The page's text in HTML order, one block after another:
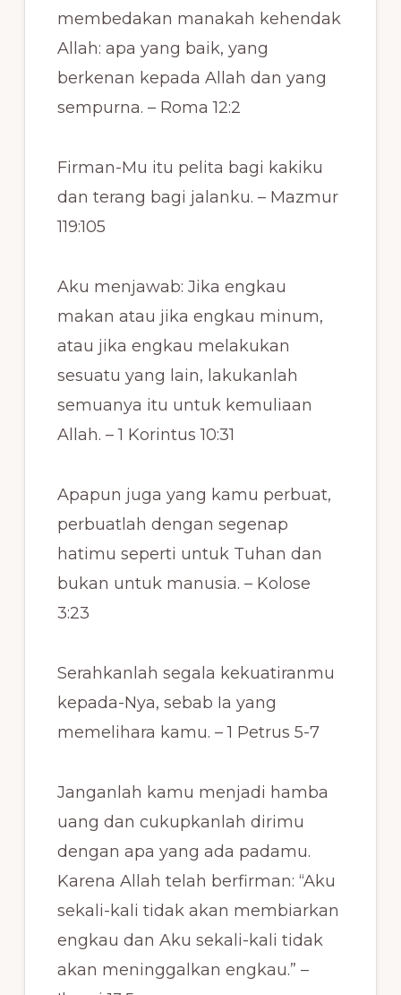
membedakan manakah kehendak
Allah: apa yang baik, yang
berkenan kepada Allah dan yang
sempurna. – Roma 12:2
Firman-Mu itu pelita bagi kakiku
dan terang bagi jalanku. – Mazmur
119:105
Aku menjawab: Jika engkau
makan atau jika engkau minum,
atau jika engkau melakukan
sesuatu yang lain, lakukanlah
semuanya itu untuk kemuliaan
Allah. – 1 Korintus 10:31
Apapun juga yang kamu perbuat,
perbuatlah dengan segenap
hatimu seperti untuk Tuhan dan
bukan untuk manusia. – Kolose
3:23
Serahkanlah segala kekuatiranmu
kepada-Nya, sebab Ia yang
memelihara kamu. – 1 Petrus 5-7
Janganlah kamu menjadi hamba
uang dan cukupkanlah dirimu
dengan apa yang ada padamu.
Karena Allah telah berfirman: “Aku
sekali-kali tidak akan membiarkan
engkau dan Aku sekali-kali tidak
akan meninggalkan engkau.” –